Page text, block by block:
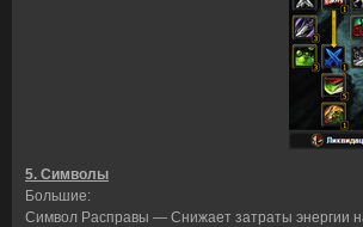
5. Символы
Большие:
Символ Расправы — Снижает затраты энергии